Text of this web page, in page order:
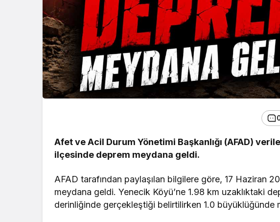
Afet ve Acil Durum Yönetimi Başkanlığı (AFAD)
ilçesinde deprem meydana geldi.
AFAD tarafından paylaşılan bilgilere göre, 17 Haziran
meydana geldi. Yenecik Köyü’ne 1.98 km uzaklıktaki
derinliğinde gerçekleştiği belirtilirken 1.0 büyüklüğünde